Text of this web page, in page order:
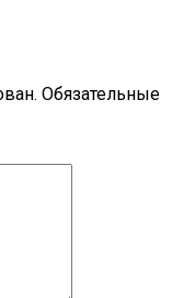
Обязательные